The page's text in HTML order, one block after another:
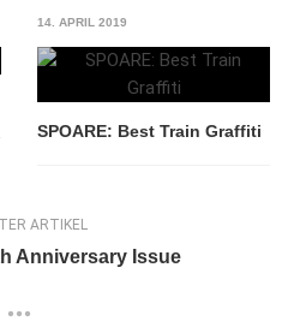
14. APRIL 2019
SPOARE: Best Train Graffiti
ARTIKEL
Anniversary Issue